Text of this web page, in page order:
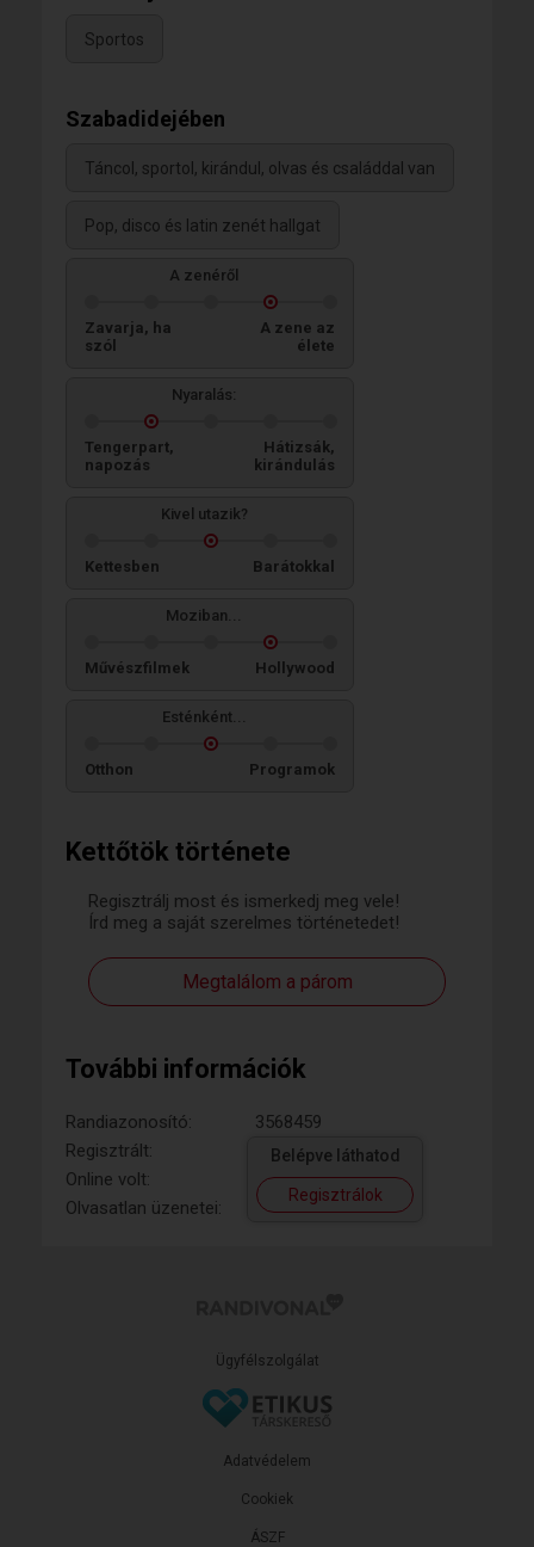
Kettőtök története
Regisztrálj most és ismerkedj meg vele!
Írd meg a saját szerelmes történetedet!
Megtalálom a párom
További információk
Randiazonosító:
3568459
Regisztrált:
Online volt:
Olvasatlan üzenetei:
Belépve láthatod
Regisztrálok
Sportos
Szabadidejében
Táncol, sportol, kirándul, olvas és családdal van
Pop, disco és latin zenét hallgat
A zenéről
Zavarja, ha
szól
A zene az
élete
Nyaralás:
Tengerpart,
napozás
Hátizsák,
kirándulás
Kivel utazik?
Kettesben Barátokkal
Moziban...
Művészfilmek Hollywood
Esténként...
Otthon Programok
Ügyfélszolgálat
ÁSZF
Adatvédelem
Cookiek